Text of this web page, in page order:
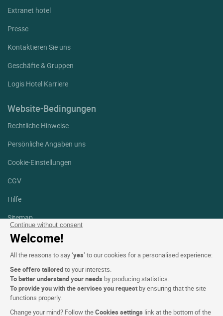
Continue without consent
Welcome!
All the reasons to say ‘yes’ to our cookies for a personalised experience:
See offers tailoredto your interests.
To better understand your needs by producing statistics.
To provide you with the services you request by ensuring that the site
functions properly.
Change your mind? Follow theCookies settings link at the bottom of the
Extranet hotel
Presse
Kontaktieren Sie uns
Geschäfte & Gruppen
Logis Hotel Karriere
Website-Bedingungen
Rechtliche Hinweise
Persönliche Angaben uns
Cookie-Einstellungen
CGV
Hilfe
Sitemap
Fotodanksagungen
Folgen Sie uns
Facebook
Linkedin